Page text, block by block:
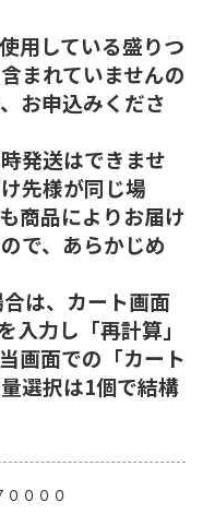
用している盛りつ
まれていませんの
お申込みくださ
発送はできませ
先様が同じ場
商品によりお届け
で、あらかじめ
は、カート画面
入力し「再計算」
画面での「カート
選択は1個で結構
００００